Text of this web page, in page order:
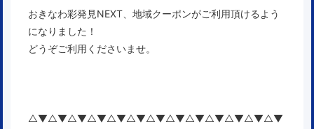
おきなわ彩発見NEXT、地域クーポンがご利用頂けるよう
になりました！
どうぞご利用くださいませ。
△▼△▼△▼△▼△▼△▼△▼△▼△▼△▼△▼△▼△▼